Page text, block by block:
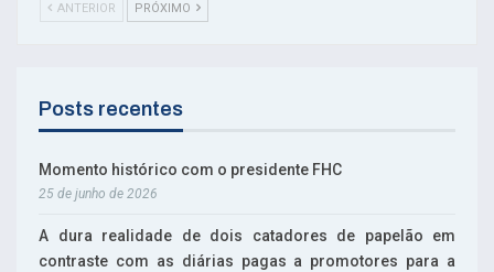
ANTERIOR PRÓXIMO
Posts recentes
Momento histórico com o presidente FHC
25 de junho de 2026
A dura realidade de dois catadores de papelão em
contraste com as diárias pagas a promotores para a